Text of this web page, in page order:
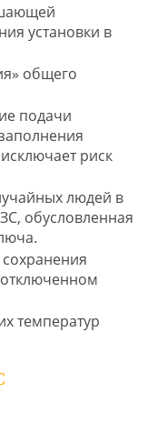
установки в
общего
подачи
риск
людей в
обусловленная
температур